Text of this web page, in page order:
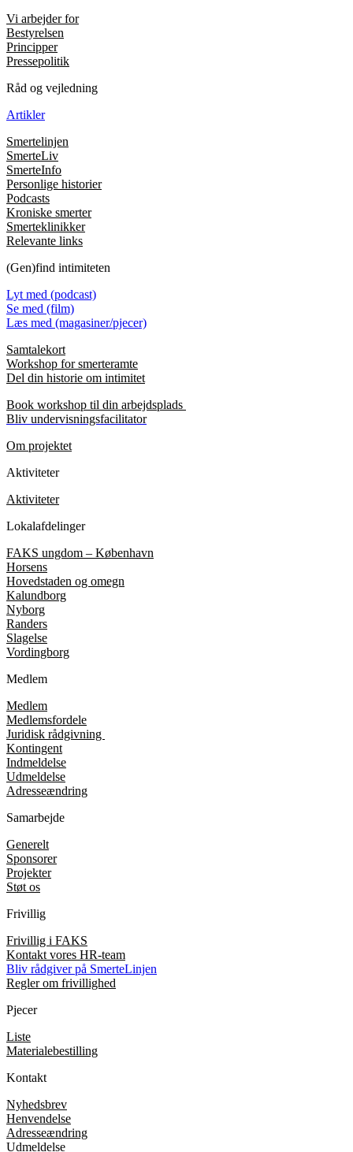
Vi arbejder for
Bestyrelsen
Principper
Pressepolitik
Råd og vejledning
Artikler
Smertelinjen
SmerteLiv
SmerteInfo
Personlige historier
Podcasts
Kroniske smerter
Smerteklinikker
Relevante links
(Gen)find intimiteten
Lyt med (podcast)
Se med (film)
Læs med (magasiner/pjecer)
Samtalekort
Workshop for smerteramte
Del din historie om intimitet
Book workshop til din arbejdsplads
Bliv undervisningsfacilitator
Om projektet
Aktiviteter
Aktiviteter
Lokalafdelinger
FAKS ungdom – København
Horsens
Hovedstaden og omegn
Kalundborg
Nyborg
Randers
Slagelse
Vordingborg
Medlem
Medlem
Medlemsfordele
Juridisk rådgivning
Kontingent
Indmeldelse
Udmeldelse
Adresseændring
Samarbejde
Generelt
Sponsorer
Projekter
Støt os
Frivillig
Frivillig i FAKS
Kontakt vores HR-team
Bliv rådgiver på SmerteLinjen
Regler om frivillighed
Pjecer
Liste
Materialebestilling
Kontakt
Nyhedsbrev
Henvendelse
Adresseændring
Udmeldelse